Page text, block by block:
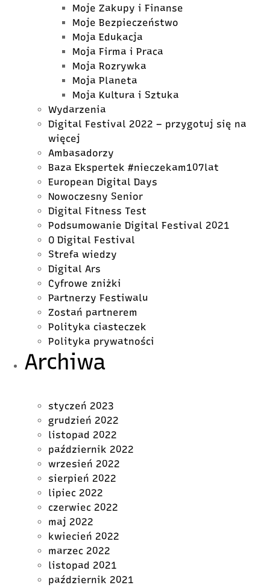
Moje Zakupy i Finanse
Moje Bezpieczeństwo
Moja Edukacja
Moja Firma i Praca
Moja Rozrywka
Moja Planeta
Moja Kultura i Sztuka
Wydarzenia
Digital Festival 2022 – przygotuj się na
więcej
Ambasadorzy
Baza Ekspertek #nieczekam107lat
European Digital Days
Nowoczesny Senior
Digital Fitness Test
Podsumowanie Digital Festival 2021
O Digital Festival
Strefa wiedzy
Digital Ars
Cyfrowe zniżki
Partnerzy Festiwalu
Zostań partnerem
Polityka ciasteczek
Polityka prywatności
Archiwa
styczeń 2023
grudzień 2022
listopad 2022
październik 2022
wrzesień 2022
sierpień 2022
lipiec 2022
czerwiec 2022
maj 2022
kwiecień 2022
marzec 2022
listopad 2021
październik 2021